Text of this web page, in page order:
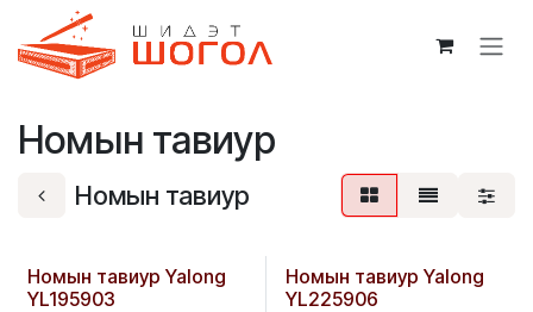
Skip to Content
Номын тавиур
Номын тавиур
Номын тавиур Yalong
YL195903
Номын тавиур Yalong
YL225906